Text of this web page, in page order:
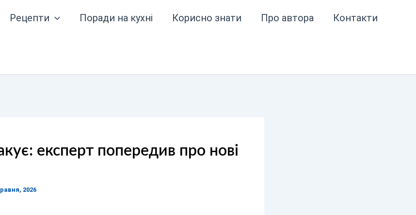
Рецепти Поради на кухні Корисно знати Про автора Контакти
експерт попередив про нові
2026